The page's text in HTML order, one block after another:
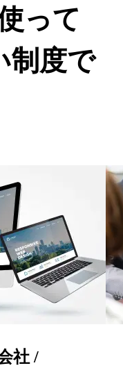
って
制度で
社 /